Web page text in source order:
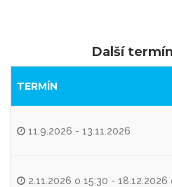
Další
TERMÍN
11.9.2026 - 13.11.2026
2.11.2026 o 15:30 - 18.12.2026